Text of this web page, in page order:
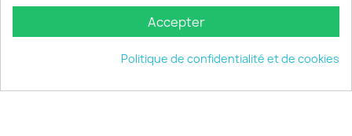
keyboard_arrow_down
© 2026 - choisistacoque.com
Accepter
Politique de confidentialité et de cookies